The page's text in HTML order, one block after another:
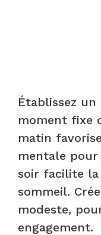
Établissez
moment fixe
matin
mentale
soir facilite
sommeil.
modeste,
engagement.